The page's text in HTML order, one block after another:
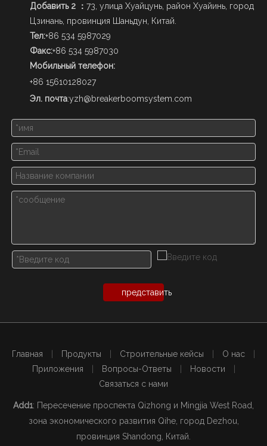
Добавить 2 ： 73, улица Хуайцунь, район Хуайинь, город
Цзинань, провинция Шаньдун, Китай.
Тел:+86 534 5987029
Факс:+86 534 5987030
Мобильный телефон:
+86 15610128027
Эл. почта:yzh@breakerboomsystem.com
представить
Главная | Продукты | Строительные кейсы | О нас
|
Приложения
| Вопросы-Ответы | Новости
|
Связаться с нами
Add1: Пересечение проспекта Qizhong и Mingjia West Road,
зона экономического развития Qihe, город Dezhou,
провинция Shandong, Китай.